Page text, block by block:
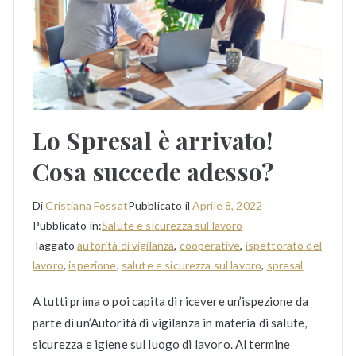
Lo Spresal è arrivato!
Cosa succede adesso?
DiCristiana FossatPubblicato il Aprile 8, 2022
Pubblicato in:Salute e sicurezza sul lavoro
Taggatoautorità di vigilanza, cooperative, ispettorato del
lavoro,ispezione, salute e sicurezza sul lavoro, spresal
A tutti prima o poi capita di ricevere un’ispezione da
parte di un’Autorità di vigilanza in materia di salute,
sicurezza e igiene sul luogo di lavoro. Al termine